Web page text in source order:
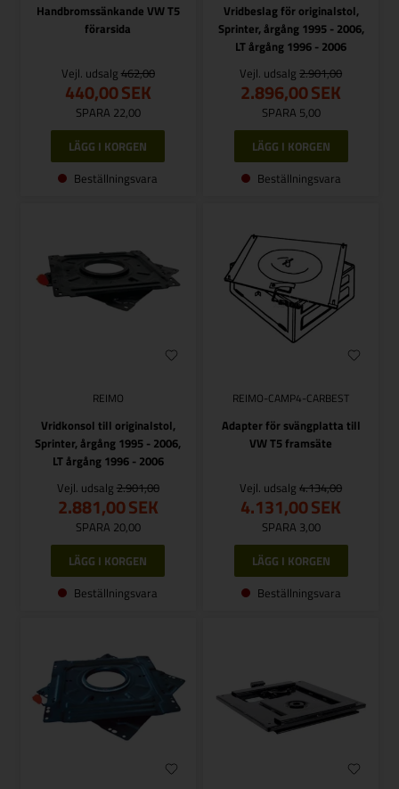
Handbromssänkande VW T5
förarsida
Vejl. udsalg 462,00
440,00SEK
SPARA 22,00
Beställningsvara
Vridbeslag för originalstol,
Sprinter, årgång 1995 - 2006,
LT årgång 1996 - 2006
Vejl. udsalg2.901,00
2.896,00SEK
SPARA 5,00
Beställningsvara
REIMO
Vridkonsol till originalstol,
Sprinter, årgång 1995 - 2006,
LT årgång 1996 - 2006
Vejl. udsalg 2.901,00
2.881,00SEK
SPARA 20,00
Beställningsvara
REIMO-CAMP4-CARBEST
Adapter för svängplatta till
VW T5 framsäte
Vejl. udsalg4.134,00
4.131,00SEK
SPARA 3,00
Beställningsvara